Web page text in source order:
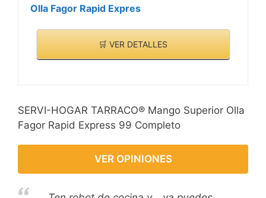
Olla Fagor Rapid Expres
🛒 VER DETALLES
SERVI-HOGAR TARRACO® Mango Superior Olla
Fagor Rapid Express 99 Completo
VER OPINIONES